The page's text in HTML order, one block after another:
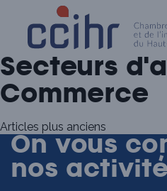
Skip
to
content
Secteurs
Commerce
Navigation
des
articles
Articles plus anciens
On vous
nos